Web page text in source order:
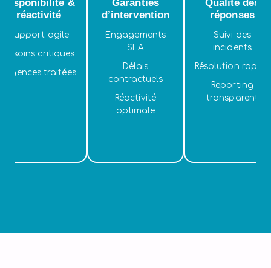
Disponibilité &
réactivité
Support agile
Besoins critiques
Urgences traitées
Garanties
d’intervention
Engagements
SLA
Délais
contractuels
Réactivité
optimale
Qualité des
réponses
Suivi des
incidents
Résolution rapide
Reporting
transparent